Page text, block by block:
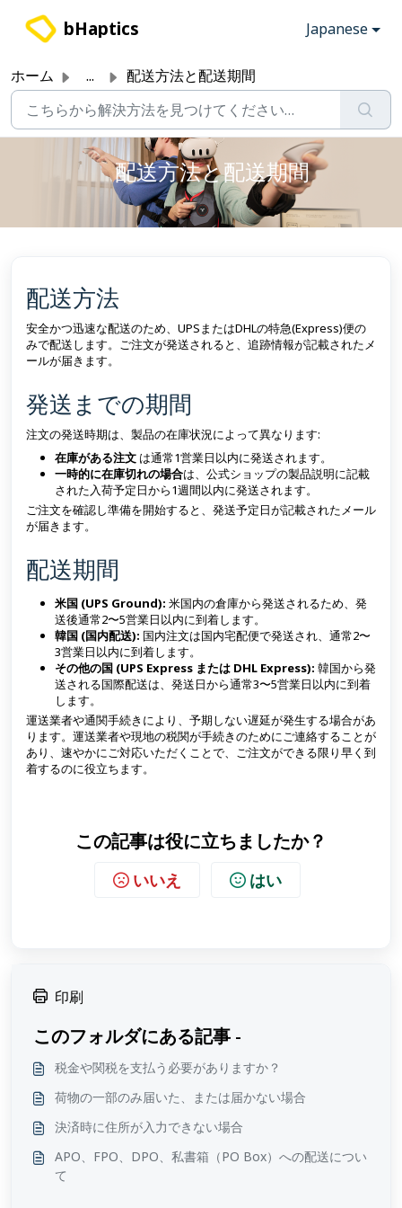
bHaptics Japanese
ホーム ... 配送方法と配送期間
配送方法と配送期間
配送方法
安全かつ迅速な配送のため、UPSまたはDHLの特急(Express)便の
みで配送します。ご注文が発送されると、追跡情報が記載されたメ
ールが届きます。
発送までの期間
注文の発送時期は、製品の在庫状況によって異なります:
在庫がある注文 は通常1営業日以内に発送されます。
一時的に在庫切れの場合は、公式ショップの製品説明に記載
された入荷予定日から1週間以内に発送されます。
ご注文を確認し準備を開始すると、発送予定日が記載されたメール
が届きます。
配送期間
米国 (UPS Ground): 米国内の倉庫から発送されるため、発
送後通常2〜5営業日以内に到着します。
韓国 (国内配送): 国内注文は国内宅配便で発送され、通常2〜
3営業日以内に到着します。
その他の国 (UPS Express または DHL Express): 韓国から発
送される国際配送は、発送日から通常3〜5営業日以内に到着
します。
運送業者や通関手続きにより、予期しない遅延が発生する場合があ
ります。運送業者や現地の税関が手続きのためにご連絡することが
あり、速やかにご対応いただくことで、ご注文ができる限り早く到
着するのに役立ちます。
この記事は役に立ちましたか？
いいえ はい
印刷
このフォルダにある記事 -
税金や関税を支払う必要がありますか？
荷物の一部のみ届いた、または届かない場合
決済時に住所が入力できない場合
APO、FPO、DPO、私書箱（PO Box）への配送につい
て